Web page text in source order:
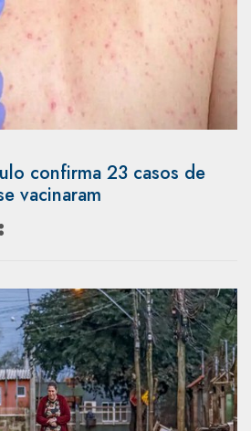
confirma 23 casos de
vacinaram